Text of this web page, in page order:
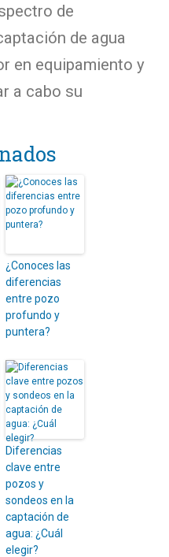
de
de agua
en equipamiento y
a cabo su
¿Conoces las
diferencias
entre pozo
profundo y
puntera?
Diferencias
clave entre
pozos y
sondeos en la
captación de
agua: ¿Cuál
elegir?